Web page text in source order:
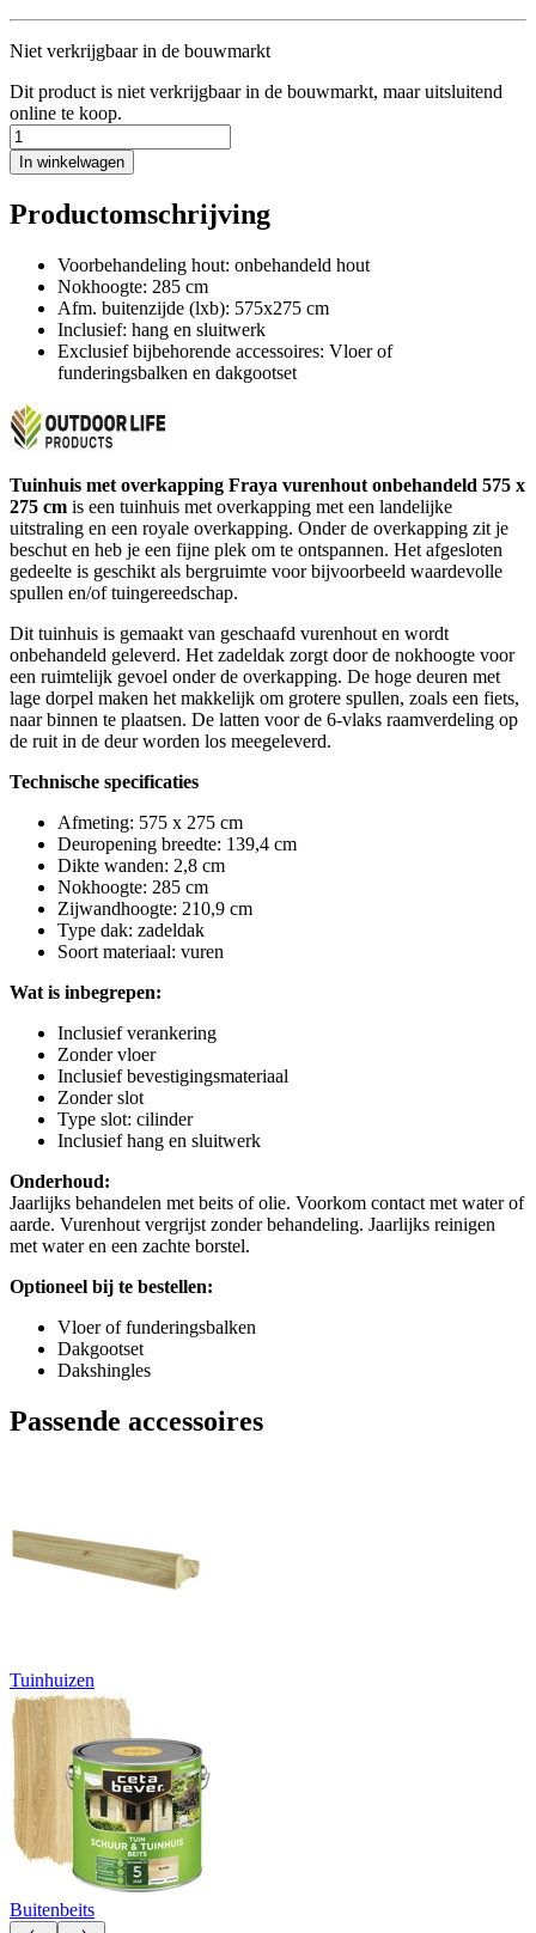
Niet verkrijgbaar in de bouwmarkt
Dit product is niet verkrijgbaar in de bouwmarkt, maar uitsluitend
online te koop.
In winkelwagen
Productomschrijving
Voorbehandeling hout: onbehandeld hout
Nokhoogte: 285 cm
Afm. buitenzijde (lxb): 575x275 cm
Inclusief: hang en sluitwerk
Exclusief bijbehorende accessoires: Vloer of
funderingsbalken en dakgootset
Tuinhuis met overkapping Fraya vurenhout onbehandeld 575 x
275 cm is een tuinhuis met overkapping met een landelijke
uitstraling en een royale overkapping. Onder de overkapping zit je
beschut en heb je een fijne plek om te ontspannen. Het afgesloten
gedeelte is geschikt als bergruimte voor bijvoorbeeld waardevolle
spullen en/of tuingereedschap.
Dit tuinhuis is gemaakt van geschaafd vurenhout en wordt
onbehandeld geleverd. Het zadeldak zorgt door de nokhoogte voor
een ruimtelijk gevoel onder de overkapping. De hoge deuren met
lage dorpel maken het makkelijk om grotere spullen, zoals een fiets,
naar binnen te plaatsen. De latten voor de 6-vlaks raamverdeling op
de ruit in de deur worden los meegeleverd.
Technische specificaties
Afmeting: 575 x 275 cm
Deuropening breedte: 139,4 cm
Dikte wanden: 2,8 cm
Nokhoogte: 285 cm
Zijwandhoogte: 210,9 cm
Type dak: zadeldak
Soort materiaal: vuren
Wat is inbegrepen:
Inclusief verankering
Zonder vloer
Inclusief bevestigingsmateriaal
Zonder slot
Type slot: cilinder
Inclusief hang en sluitwerk
Onderhoud:
Jaarlijks behandelen met beits of olie. Voorkom contact met water of
aarde. Vurenhout vergrijst zonder behandeling. Jaarlijks reinigen
met water en een zachte borstel.
Optioneel bij te bestellen:
Vloer of funderingsbalken
Dakgootset
Dakshingles
Passende accessoires
Tuinhuizen
Buitenbeits